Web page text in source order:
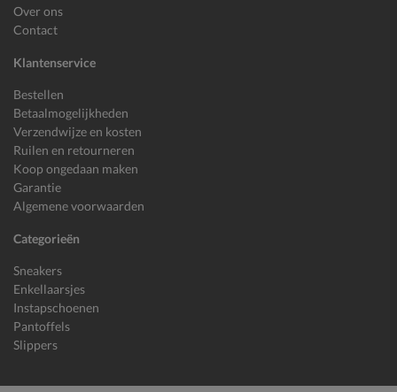
Over ons
Contact
Klantenservice
Bestellen
Betaalmogelijkheden
Verzendwijze en kosten
Ruilen en retourneren
Koop ongedaan maken
Garantie
Algemene voorwaarden
Categorieën
Sneakers
Enkellaarsjes
Instapschoenen
Pantoffels
Slippers